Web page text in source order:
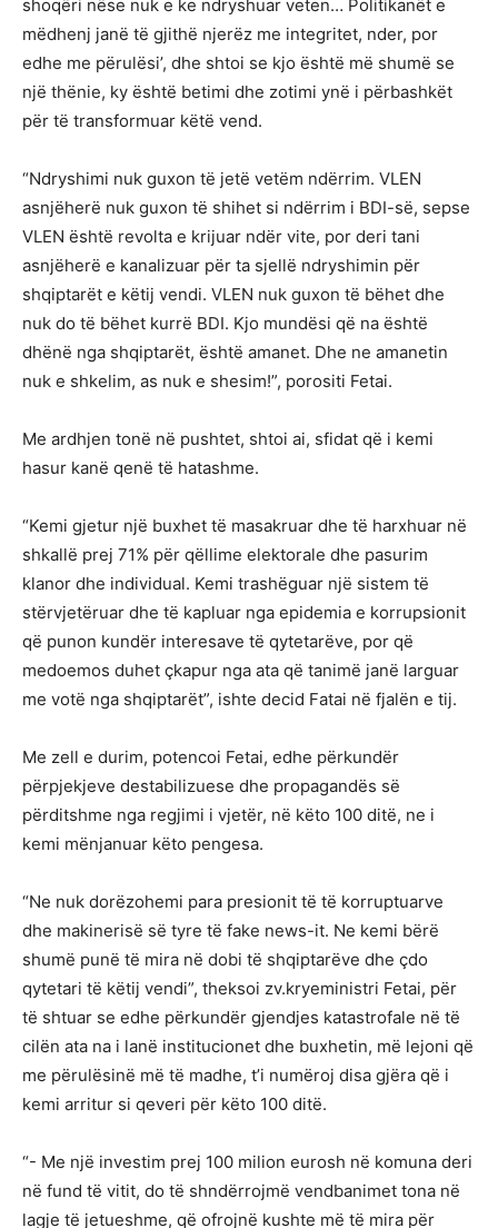
shoqëri nëse nuk e ke ndryshuar veten… Politikanët e
mëdhenj janë të gjithë njerëz me integritet, nder, por
edhe me përulësi’, dhe shtoi se kjo është më shumë se
një thënie, ky është betimi dhe zotimi ynë i përbashkët
për të transformuar këtë vend.
“Ndryshimi nuk guxon të jetë vetëm ndërrim. VLEN
asnjëherë nuk guxon të shihet si ndërrim i BDI-së, sepse
VLEN është revolta e krijuar ndër vite, por deri tani
asnjëherë e kanalizuar për ta sjellë ndryshimin për
shqiptarët e këtij vendi. VLEN nuk guxon të bëhet dhe
nuk do të bëhet kurrë BDI. Kjo mundësi që na është
dhënë nga shqiptarët, është amanet. Dhe ne amanetin
nuk e shkelim, as nuk e shesim!”, porositi Fetai.
Me ardhjen tonë në pushtet, shtoi ai, sfidat që i kemi
hasur kanë qenë të hatashme.
“Kemi gjetur një buxhet të masakruar dhe të harxhuar në
shkallë prej 71% për qëllime elektorale dhe pasurim
klanor dhe individual. Kemi trashëguar një sistem të
stërvjetëruar dhe të kapluar nga epidemia e korrupsionit
që punon kundër interesave të qytetarëve, por që
medoemos duhet çkapur nga ata që tanimë janë larguar
me votë nga shqiptarët”, ishte decid Fatai në fjalën e tij.
Me zell e durim, potencoi Fetai, edhe përkundër
përpjekjeve destabilizuese dhe propagandës së
përditshme nga regjimi i vjetër, në këto 100 ditë, ne i
kemi mënjanuar këto pengesa.
“Ne nuk dorëzohemi para presionit të të korruptuarve
dhe makinerisë së tyre të fake news-it. Ne kemi bërë
shumë punë të mira në dobi të shqiptarëve dhe çdo
qytetari të këtij vendi”, theksoi zv.kryeministri Fetai, për
të shtuar se edhe përkundër gjendjes katastrofale në të
cilën ata na i lanë institucionet dhe buxhetin, më lejoni që
me përulësinë më të madhe, t’i numëroj disa gjëra që i
kemi arritur si qeveri për këto 100 ditë.
“- Me një investim prej 100 milion eurosh në komuna deri
në fund të vitit, do të shndërrojmë vendbanimet tona në
lagje të jetueshme, që ofrojnë kushte më të mira për